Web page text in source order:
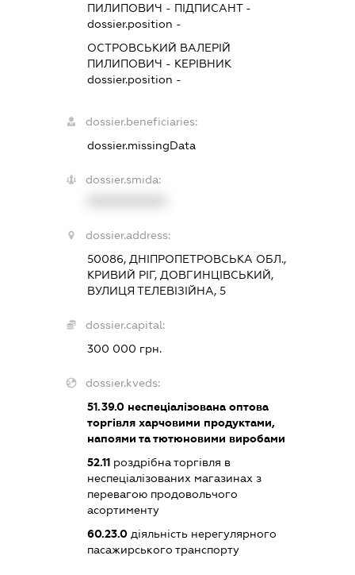
ПИЛИПОВИЧ - ПІДПИСАНТ-
dossier.position -
ОСТРОВСЬКИЙ ВАЛЕРІЙ
ПИЛИПОВИЧ - КЕРІВНИК
dossier.position -
dossier.beneficiaries:
dossier.missingData
dossier.smida:
dossier.address:
50086, ДНІПРОПЕТРОВСЬКА ОБЛ.,
КРИВИЙ РІГ, ДОВГИНЦІВСЬКИЙ,
ВУЛИЦЯ ТЕЛЕВІЗІЙНА, 5
dossier.capital:
300 000 грн.
dossier.kveds:
51.39.0 неспеціалізована оптова
торгівля харчовими продуктами,
напоями та тютюновими виробами
52.11 роздрібна торгівля в
неспеціалізованих магазинах з
перевагою продовольчого
асортименту
60.23.0 діяльність нерегулярного
пасажирського транспорту